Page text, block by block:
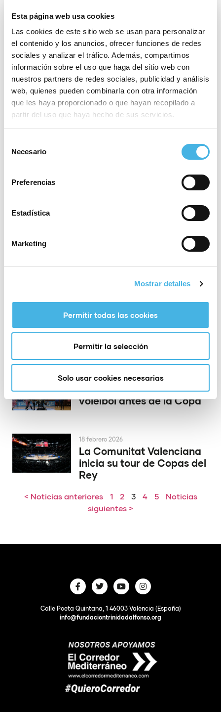
Esta página web usa cookies
Las cookies de este sitio web se usan para personalizar
el contenido y los anuncios, ofrecer funciones de redes
sociales y analizar el tráfico. Además, compartimos
información sobre el uso que haga del sitio web con
nuestros partners de redes sociales, publicidad y análisis
web, quienes pueden combinarla con otra información
que les haya proporcionado o que hayan recopilado a
partir del uso que haya hecho de sus servicios.
Necesario
Preferencias
Estadística
Marketing
Mostrar detalles
Permitir todas las cookies
Permitir la selección
Solo usar cookies necesarias
La Copa del Rey de
voleibol de Valencia batió
récords de asistencia,
impacto mediático y
proyección
10 años con el deporte
universitario: la Fundación
Trinidad Alfonso impulsa
una nueva edición de
2 marzo 2026
Valencia prende la mecha
La Comunitat Valenciana
Olympic Week corona a
los campeones de España
de ILCA 7, IQFOIL y
Derbi valenciano de
voleibol antes de la Copa
19 febrero 2026
La Comunitat Valenciana
inicia su tour de Copas del
Rey
18 febrero 2026
< Noticias anteriores 1 2 3 4 5
Noticias
siguientes >
Calle Poeta Quintana, 1 46003 València (España)
info@fundaciontrinidadalfonso.org